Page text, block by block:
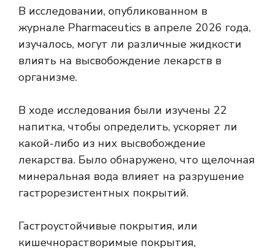
В исследовании, опубликованном в
журнале Pharmaceutics в апреле 2026 года,
изучалось, могут ли различные жидкости
влиять на высвобождение лекарств в
организме.
В ходе исследования были изучены 22
напитка, чтобы определить, ускоряет ли
какой-либо из них высвобождение
лекарства. Было обнаружено, что щелочная
минеральная вода влияет на разрушение
гастрорезистентных покрытий.
Гастроустойчивые покрытия, или
кишечнорастворимые покрытия,